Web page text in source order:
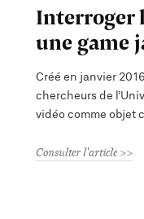
Interroger
une game
Créé en janvier
chercheurs de
vidéo comme objet
Consulter l'article